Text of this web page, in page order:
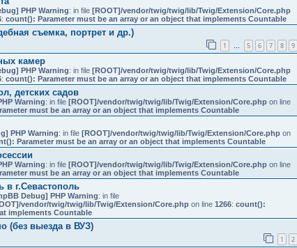
PHP Warning: in file [ROOT]/vendor/twig/twig/lib/Twig/Extension/Core.php
: count(): Parameter must be an array or an object that implements Countable
съемка, портрет и др.)
1 5 6 7 8 9
камер
PHP Warning: in file [ROOT]/vendor/twig/twig/lib/Twig/Extension/Core.php
: count(): Parameter must be an array or an object that implements Countable
детских садов
Warning: in file [ROOT]/vendor/twig/twig/lib/Twig/Extension/Core.phpon line
must be an array or an object that implements Countable
PHP Warning: in file [ROOT]/vendor/twig/twig/lib/Twig/Extension/Core.phpon
Parameter must be an array or an object that implements Countable
Warning: in file [ROOT]/vendor/twig/twig/lib/Twig/Extension/Core.phpon line
must be an array or an object that implements Countable
в г.Севастополь
Debug] PHP Warning: in file
vendor/twig/twig/lib/Twig/Extension/Core.phpon line 1266: count():
implements Countable
(без выезда в ВУЗ)
1 2